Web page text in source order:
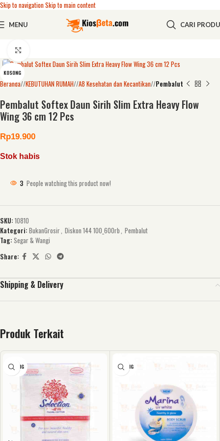
Skip to navigationSkip to main content
MENU CARI
KOSONG
Beranda/ KEBUTUHAN RUMAH/ A8 Kesehatan dan Kecantikan/ Pembalut
Pembalut Softex Daun Sirih Slim Extra Heavy Flow
Wing 36 cm 12 Pcs
Rp19.900
Stok habis
3 People watching this product now!
SKU: 10810
Kategori: BukanGrosir, Diskon 144 100_600rb, Pembalut
Tag: Segar & Wangi
Share:
Shipping & Delivery
Produk Terkait
KOSONG KOSONG